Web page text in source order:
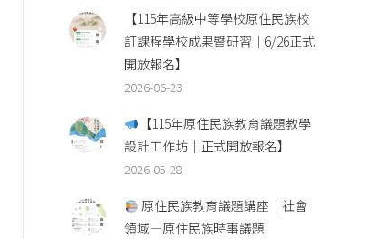
【115年高級中等學校原住民族校
訂課程學校成果暨研習｜6/26正式
開放報名】
2026-06-23
【115年原住民族教育議題教學
設計工作坊｜正式開放報名】
2026-05-28
原住民族教育議題講座｜社會
領域—原住民族時事議題